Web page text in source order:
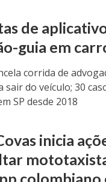
de
guia em
corrida de
sair do veículo; 30
SP desde 2018
inicia